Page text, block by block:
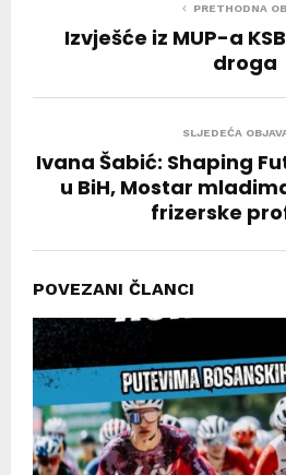
PRETHODNA
Izvješće iz MUP-a
droga
SLJEDEĆA
Ivana Šabić: Shaping
u BiH, Mostar
frizerske
POVEZANI ČLANCI